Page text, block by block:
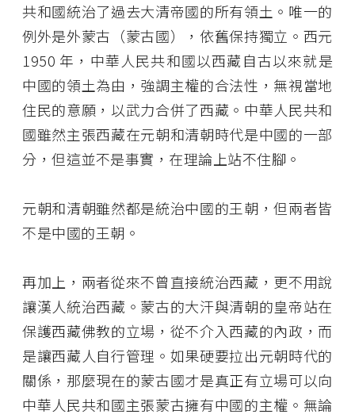
共和國統治了過去大清帝國的所有領土。唯一的
例外是外蒙古（蒙古國），依舊保持獨立。西元
1950 年，中華人民共和國以西藏自古以來就是
中國的領土為由，強調主權的合法性，無視當地
住民的意願，以武力合併了西藏。中華人民共和
國雖然主張西藏在元朝和清朝時代是中國的一部
分，但這並不是事實，在理論上站不住腳。
元朝和清朝雖然都是統治中國的王朝，但兩者皆
不是中國的王朝。
再加上，兩者從來不曾直接統治西藏，更不用說
讓漢人統治西藏。蒙古的大汗與清朝的皇帝站在
保護西藏佛教的立場，從不介入西藏的內政，而
是讓西藏人自行管理。如果硬要拉出元朝時代的
關係，那麼現在的蒙古國才是真正有立場可以向
中華人民共和國主張蒙古擁有中國的主權。無論